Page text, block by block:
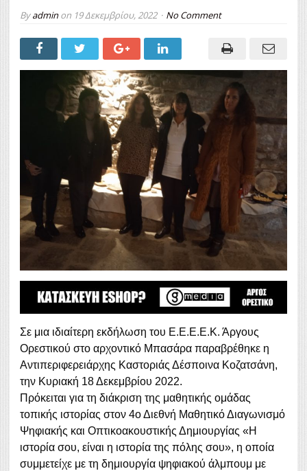
Byadminon 19 Δεκεμβρίου, 2022 No Comment
Σε μια ιδιαίτερη εκδήλωση του Ε.Ε.Ε.Ε.Κ. Άργους
Ορεστικού στο αρχοντικό Μπασάρα παραβρέθηκε η
Αντιπεριφερειάρχης Καστοριάς Δέσποινα Κοζατσάνη,
την Κυριακή 18 Δεκεμβρίου 2022.
Πρόκειται για τη διάκριση της μαθητικής ομάδας
τοπικής ιστορίας στον 4ο Διεθνή Μαθητικό Διαγωνισμό
Ψηφιακής και Οπτικοακουστικής Δημιουργίας «Η
ιστορία σου, είναι η ιστορία της πόλης σου», η οποία
συμμετείχε με τη δημιουργία ψηφιακού άλμπουμ με